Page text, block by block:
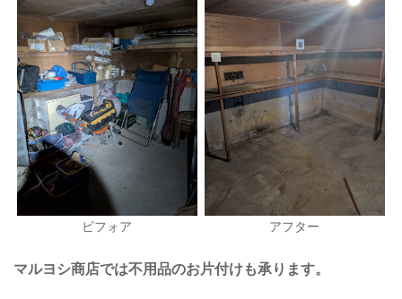
ビフォア アフター
マルヨシ商店では不用品のお片付けも承ります。